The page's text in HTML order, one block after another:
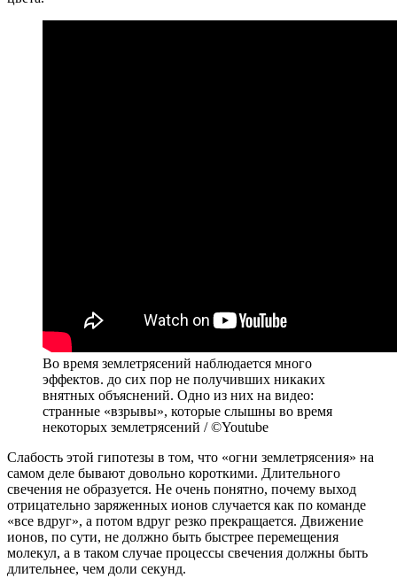
Во время землетрясений наблюдается много
эффектов. до сих пор не получивших никаких
внятных объяснений. Одно из них на видео:
странные «взрывы», которые слышны во время
некоторых землетрясений / ©Youtube
Слабость этой гипотезы в том, что «огни землетрясения» на
самом деле бывают довольно короткими. Длительного
свечения не образуется. Не очень понятно, почему выход
отрицательно заряженных ионов случается как по команде
«все вдруг», а потом вдруг резко прекращается. Движение
ионов, по сути, не должно быть быстрее перемещения
молекул, а в таком случае процессы свечения должны быть
длительнее, чем доли секунд.